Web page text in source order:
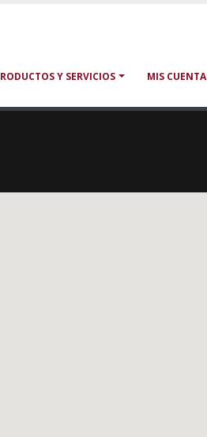
Y SERVICIOS MIS